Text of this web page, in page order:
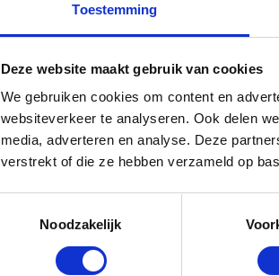
Toestemming
Deze website maakt gebruik van cookies
We gebruiken cookies om content en
websiteverkeer te analyseren. Ook delen
media, adverteren en analyse. Deze
verstrekt of die ze hebben verzameld op
Noodzakelijk